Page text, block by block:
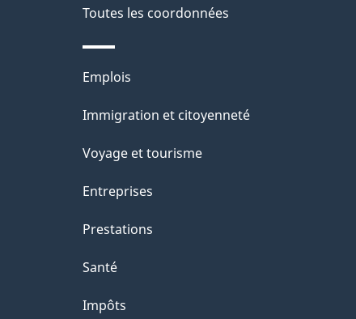
s
d
e
l
p
a
g
Toutes les coordonnées
Thèmes
et
Emplois
Immigration et citoyenneté
Voyage et tourisme
Entreprises
Prestations
Santé
Impôts